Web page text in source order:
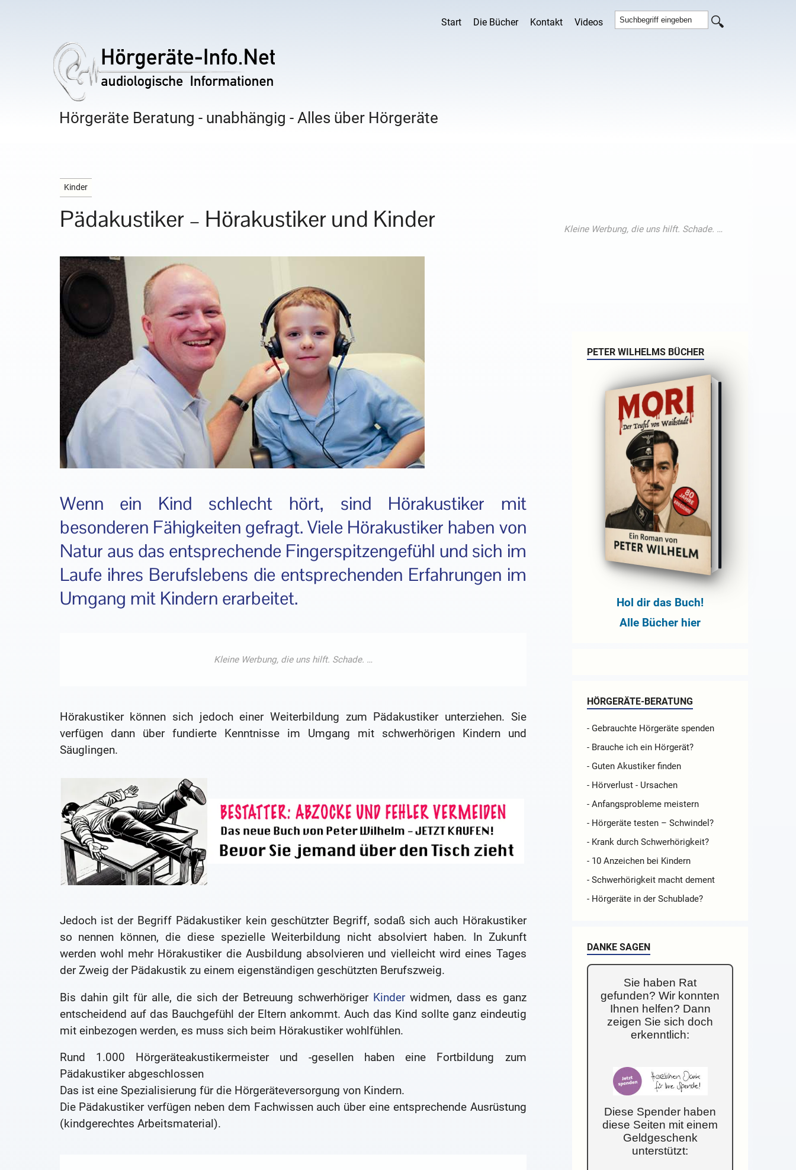
Start Die Bücher Kontakt Videos
Hörgeräte Beratung - unabhängig - Alles über Hörgeräte
Kinder
Pädakustiker – Hörakustiker und Kinder
Wenn ein Kind schlecht hört, sind Hörakustiker mit
besonderen Fähigkeiten gefragt. Viele Hörakustiker haben von
Natur aus das entsprechende Fingerspitzengefühl und sich im
Laufe ihres Berufslebens die entsprechenden Erfahrungen im
Umgang mit Kindern erarbeitet.
Hörakustiker können sich jedoch einer Weiterbildung zum Pädakustiker unterziehen. Sie
verfügen dann über fundierte Kenntnisse im Umgang mit schwerhörigen Kindern und
Säuglingen.
Jedoch ist der Begriff Pädakustiker kein geschützter Begriff, sodaß sich auch Hörakustiker
so nennen können, die diese spezielle Weiterbildung nicht absolviert haben. In Zukunft
werden wohl mehr Hörakustiker die Ausbildung absolvieren und vielleicht wird eines Tages
der Zweig der Pädakustik zu einem eigenständigen geschützten Berufszweig.
Bis dahin gilt für alle, die sich der Betreuung schwerhöriger Kinderwidmen, dass es ganz
entscheidend auf das Bauchgefühl der Eltern ankommt. Auch das Kind sollte ganz eindeutig
mit einbezogen werden, es muss sich beim Hörakustiker wohlfühlen.
Rund 1.000 Hörgeräteakustikermeister und -gesellen haben eine Fortbildung zum
Pädakustiker abgeschlossen
Das ist eine Spezialisierung für die Hörgeräteversorgung von Kindern.
Die Pädakustiker verfügen neben dem Fachwissen auch über eine entsprechende Ausrüstung
(kindgerechtes Arbeitsmaterial).
PETER WILHELMS BÜCHER
Hol dir das Buch!
Alle Bücher hier
HÖRGERÄTE-BERATUNG
- Gebrauchte Hörgeräte spenden
- Brauche ich ein Hörgerät?
- Guten Akustiker finden
- Hörverlust - Ursachen
- Anfangsprobleme meistern
- Hörgeräte testen – Schwindel?
- Krank durch Schwerhörigkeit?
- 10 Anzeichen bei Kindern
- Schwerhörigkeit macht dement
- Hörgeräte in der Schublade?
DANKE SAGEN
Sie haben Rat
gefunden? Wir konnten
Ihnen helfen? Dann
zeigen Sie sich doch
erkenntlich:
Diese Spender haben
diese Seiten mit einem
Geldgeschenk
unterstützt: